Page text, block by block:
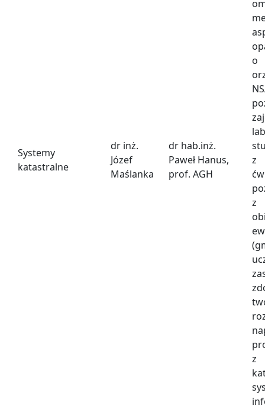
Systemy
katastralne
dr inż.
Józef
Maślanka
dr hab.inż.
Paweł Hanus,
prof. AGH
z
z